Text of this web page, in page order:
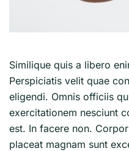
Similique quis a libero
Perspiciatis velit quae
eligendi. Omnis officiis
exercitationem nesciunt
est. In facere non.
placeat magnam sunt